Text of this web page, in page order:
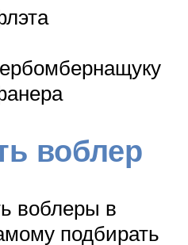
воблер
воблеры в
подбирать